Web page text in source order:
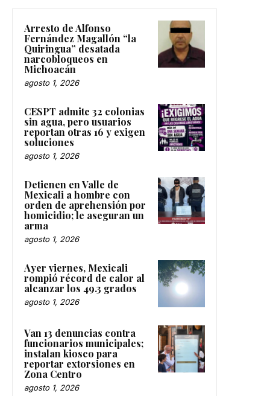
Arresto de Alfonso
Fernández Magallón “la
Quiringua” desatada
narcobloqueos en
Michoacán
agosto 1, 2026
CESPT admite 32 colonias
sin agua, pero usuarios
reportan otras 16 y exigen
soluciones
agosto 1, 2026
Detienen en Valle de
Mexicali a hombre con
orden de aprehensión por
homicidio; le aseguran un
arma
agosto 1, 2026
Ayer viernes, Mexicali
rompió récord de calor al
alcanzar los 49.3 grados
agosto 1, 2026
Van 13 denuncias contra
funcionarios municipales;
instalan kiosco para
reportar extorsiones en
Zona Centro
agosto 1, 2026